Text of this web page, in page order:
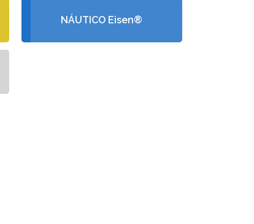
NÁUTICO Eisen®